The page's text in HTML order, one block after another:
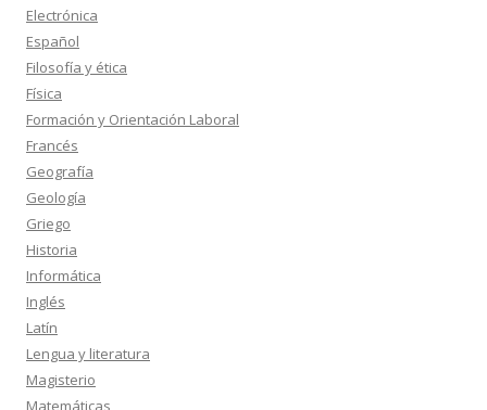
Electrónica
Español
Filosofía y ética
Física
Formación y Orientación Laboral
Francés
Geografía
Geología
Griego
Historia
Informática
Inglés
Latín
Lengua y literatura
Magisterio
Matemáticas